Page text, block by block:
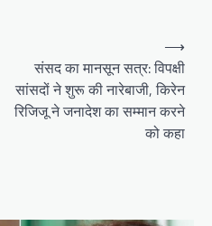
संसद का मानसून सत्र: विपक्षी
सांसदों ने शुरू की नारेबाजी, किरेन
रिजिजू ने जनादेश का सम्मान करने
को कहा
⟶